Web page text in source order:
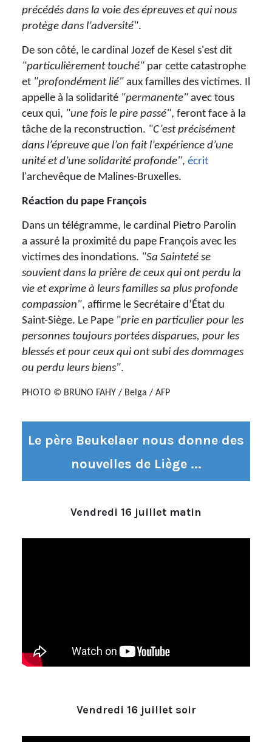
précédés dans la voie des épreuves et qui nous
protège dans l’adversité".
De son côté, le cardinal Jozef de Kesel s'est dit
"particulièrement touché" par cette catastrophe
et "profondément lié" aux familles des victimes. Il
appelle à la solidarité "permanente" avec tous
ceux qui, "une fois le pire passé", feront face à la
tâche de la reconstruction. "C’est précisément
dans l’épreuve que l’on fait l’expérience d’une
unité et d’une solidarité profonde", écrit
l'archevêque de Malines-Bruxelles.
Réaction du pape François
Dans un télégramme, le cardinal Pietro Parolin
a assuré la proximité du pape François avec les
victimes des inondations. "Sa Sainteté se
souvient dans la prière de ceux qui ont perdu la
vie et exprime à leurs familles sa plus profonde
compassion", affirme le Secrétaire d’État du
Saint-Siège. Le Pape "prie en particulier pour les
personnes toujours portées disparues, pour les
blessés et pour ceux qui ont subi des dommages
ou perdu leurs biens".
PHOTO © BRUNO FAHY / Belga / AFP
Le père Beukelaer nous donne des
nouvelles de Liège ...
Vendredi 16 juillet matin
Vendredi 16 juillet soir